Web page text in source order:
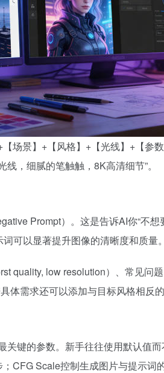
场景】+【风格】+【光线】+【参
，细腻的笔触触，8K高清细节”。
Prompt）。这是告诉AI你“不想
可以显著提升图像的清晰度和质量。
quality, low resolution）、常见问题
体需求还可以添加与目标风格相反的
键的参数。新手往往使用默认值
CFG Scale控制生成图片与提示词